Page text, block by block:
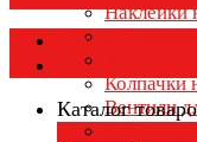
Наклейки
Колпаки
Колпачки
Вентили
Каталог товаров
Каталог